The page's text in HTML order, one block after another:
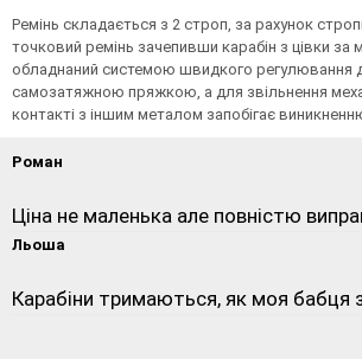
Ремінь складається з 2 строп, за рахунок
точковий ремінь зачепивши карабін з цівки за
обладнаний системою швидкого регулювання
самозатяжною пряжкою, а для звільнення
контакті з іншим металом запобігає
Роман
Ціна не маленька але повністю
Льоша
Карабіни тримаються, як моя бабця